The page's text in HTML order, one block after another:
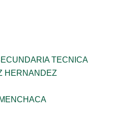
TECNICA
HERNANDEZ